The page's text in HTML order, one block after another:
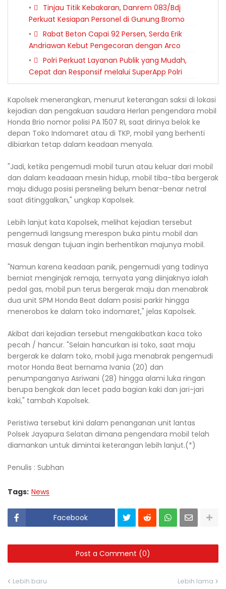
Tinjau Titik Kebakaran, Danrem 083/Bdj
Perkuat Kesiapan Personel di Gunung Bromo
Rabat Beton Capai 92 Persen, Serda Erik
Andriawan Kebut Pengecoran dengan Arco
Polri Perkuat Layanan Publik yang Mudah,
Cepat dan Responsif melalui SuperApp Polri
Kapolsek menerangkan, menurut keterangan saksi di lokasi
kejadian dan pengakuan saudara Herlan pengendara mobil
Honda Brio nomor polisi PA 1507 RI, saat dirinya belok ke
depan Toko Indomaret atau di TKP, mobil yang berhenti
dibiarkan tetap dalam keadaan menyala.
"Jadi, ketika pengemudi mobil turun atau keluar dari mobil
dan dalam keadaaan mesin hidup, mobil tiba-tiba bergerak
maju diduga posisi persneling belum benar-benar netral
saat ditinggalkan," ungkap Kapolsek.
Lebih lanjut kata Kapolsek, melihat kejadian tersebut
pengemudi langsung merespon buka pintu mobil dan
masuk dengan tujuan ingin berhentikan majunya mobil.
"Namun karena keadaan panik, pengemudi yang tadinya
berniat menginjak remaja, ternyata yang diinjaknya ialah
pedal gas, mobil pun terus bergerak maju dan menabrak
dua unit SPM Honda Beat dalam posisi parkir hingga
menerobos ke dalam toko indomaret," jelas Kapolsek.
Akibat dari kejadian tersebut mengakibatkan kaca toko
pecah / hancur. "Selain hancurkan isi toko, saat maju
bergerak ke dalam toko, mobil juga menabrak pengemudi
motor Honda Beat bernama Ivania (20) dan
penumpanganya Asriwani (28) hingga alami luka ringan
berupa bengkak dan lecet pada bagian kaki dan jari-jari
kaki," tambah Kapolsek.
Peristiwa tersebut kini dalam penanganan unit lantas
Polsek Jayapura Selatan dimana pengendara mobil telah
diamankan untuk dimintai keterangan lebih lanjut.(*)
Penulis : Subhan
Tags: News
Facebook
Post a Comment (0)
Lebih baru Lebih lama